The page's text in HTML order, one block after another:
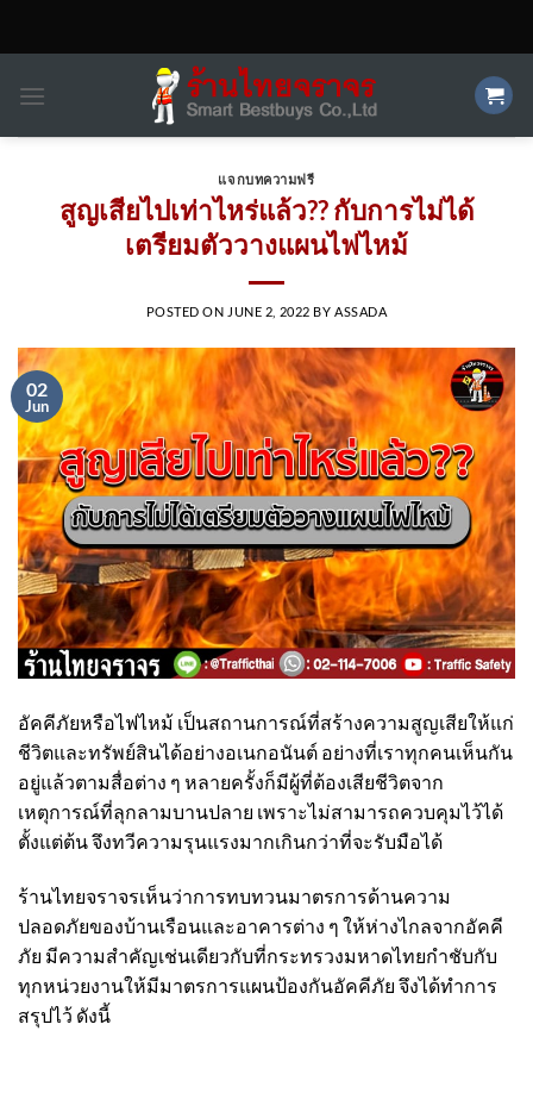
แจกบทความฟรี
สูญเสียไปเท่าไหร่แล้ว?? กับการไม่ได้
เตรียมตัววางแผนไฟไหม้
POSTED ON JUNE 2, 2022 BY ASSADA
02
Jun
อัคคีภัยหรือไฟไหม้ เป็นสถานการณ์ที่สร้างความสูญเสียให้แก่
ชีวิตและทรัพย์สินได้อย่างอเนกอนันต์ อย่างที่เราทุกคนเห็นกัน
อยู่แล้วตามสื่อต่าง ๆ หลายครั้งก็มีผู้ที่ต้องเสียชีวิตจาก
เหตุการณ์ที่ลุกลามบานปลาย เพราะไม่สามารถควบคุมไว้ได้
ตั้งแต่ต้น จึงทวีความรุนแรงมากเกินกว่าที่จะรับมือได้
ร้านไทยจราจรเห็นว่าการทบทวนมาตรการด้านความ
ปลอดภัยของบ้านเรือนและอาคารต่าง ๆ ให้ห่างไกลจากอัคคี
ภัย มีความสำคัญเช่นเดียวกับที่กระทรวงมหาดไทยกำชับกับ
ทุกหน่วยงานให้มีมาตรการแผนป้องกันอัคคีภัย จึงได้ทำการ
สรุปไว้ ดังนี้